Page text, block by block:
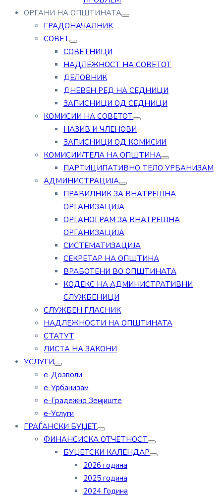
ОРГАНИ НА ОПШТИНАТА
ГРАДОНАЧАЛНИК
СОВЕТ
СОВЕТНИЦИ
НАДЛЕЖНОСТ НА СОВЕТОТ
ДЕЛОВНИК
ДНЕВЕН РЕД НА СЕДНИЦИ
ЗАПИСНИЦИ ОД СЕДНИЦИ
КОМИСИИ НА СОВЕТОТ
НАЗИВ И ЧЛЕНОВИ
ЗАПИСНИЦИ ОД КОМИСИИ
КОМИСИИ/ТЕЛА НА ОПШТИНА
ПАРТИЦИПАТИВНО ТЕЛО УРБАНИЗАМ
АДМИНИСТРАЦИЈА
ПРАВИЛНИК ЗА ВНАТРЕШНА
ОРГАНИЗАЦИЈА
ОРГАНОГРАМ ЗА ВНАТРЕШНА
ОРГАНИЗАЦИЈА
СИСТЕМАТИЗАЦИЈА
СЕКРЕТАР НА ОПШТИНА
ВРАБОТЕНИ ВО ОПШТИНАТА
КОДЕКС НА АДМИНИСТРАТИВНИ
СЛУЖБЕНИЦИ
СЛУЖБЕН ГЛАСНИК
НАДЛЕЖНОСТИ НА ОПШТИНАТА
СТАТУТ
ЛИСТА НА ЗАКОНИ
УСЛУГИ
е-Дозволи
е-Урбанизам
е-Градежно Земјиште
е-Услуги
ГРАЃАНСКИ БУЏЕТ
ФИНАНСИСКА ОТЧЕТНОСТ
БУЏЕТСКИ КАЛЕНДАР
2026 година
2025 година
2024 Година